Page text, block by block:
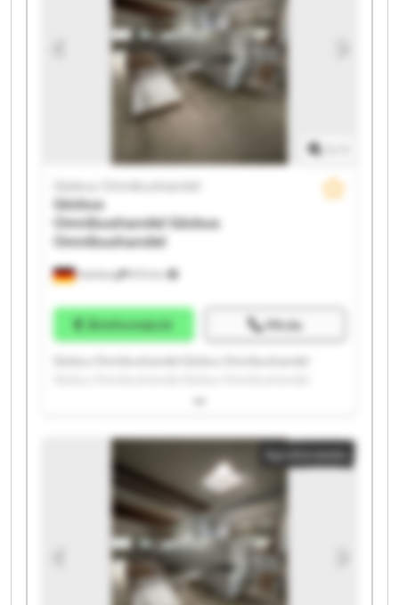
Hamburg
Globus Omnibushandel
Globus
OmnibushandelGlobus
Omnibushandel
Árinformáció Hívás
Globus Omnibushandel Globus Omnibushandel
Globus Omnibushandel Globus Omnibushandel
Globus Omnibushandel Globus Omnibushandel
Globus Omnibushandel Globus Omnibushandel
Globus Omnibushandel Globus Omnibushandel
Globus Omnibushandel Globus Omnibushandel
Globus Omnibushandel Globus Omnibushandel
Apróhirdetés